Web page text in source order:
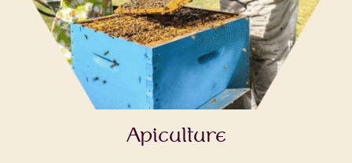
Apiculture